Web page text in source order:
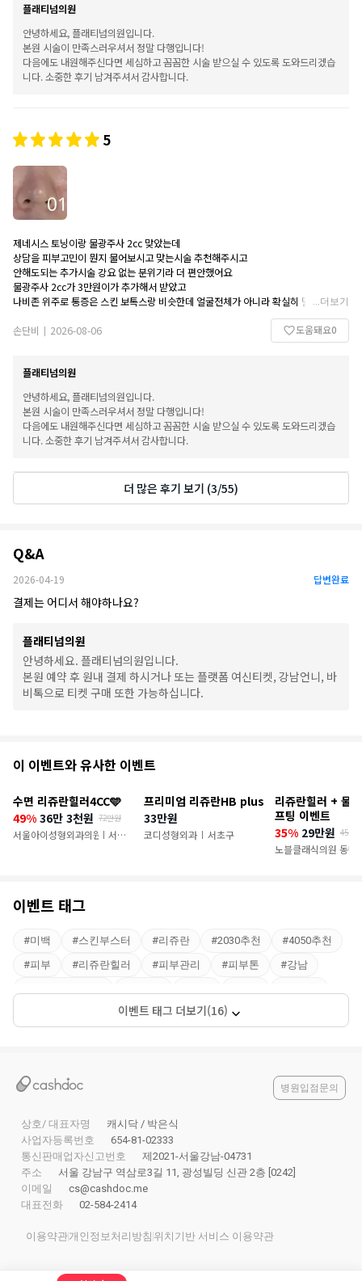
플래티넘의원
안녕하세요, 플래티넘의원입니다.
본원 시술이 만족스러우셔서 정말 다행입니다!
다음에도 내원해주신다면 세심하고 꼼꼼한 시술 받으실 수 있도록 도와드리겠습
니다. 소중한 후기 남겨주셔서 감사합니다.
5
제네시스 토닝이랑 물광주사 2cc 맞았는데
상담을 피부고민이 뭔지 물어보시고 맞는시술 추천해주시고
안해도되는 추가시술 강요 없는 분위기라 더 편안했어요
물광주사 2cc가 3만원이가 추가해서 받았고
나비존 위주로 통증은 스킨 보톡스랑 비슷한데 얼굴전체가 아니라 확실히 덜 아파요
제네시스 토닝은 더 안아프고 뜨거운 열감정도만 있었어요
의사선생님도 친절하시고 재방문 의사 있어요!
더보기
손단비 | 2026-08-06 도움돼요0
플래티넘의원
안녕하세요, 플래티넘의원입니다.
본원 시술이 만족스러우셔서 정말 다행입니다!
다음에도 내원해주신다면 세심하고 꼼꼼한 시술 받으실 수 있도록 도와드리겠습
니다. 소중한 후기 남겨주셔서 감사합니다.
더 많은 후기 보기 (3/55)
Q&A
2026-04-19 답변완료
결제는 어디서 해야하나요?
플래티넘의원
안녕하세요. 플래티넘의원입니다.
본원 예약 후 원내 결제 하시거나 또는 플랫폼 여신티켓, 강남언니, 바
비톡으로 티켓 구매 또한 가능하십니다.
추
이
벤
이 이벤트와 유사한 이벤트
수면 리쥬란힐러4CC🩵
49% 36만 3천원 72만원
서울아이성형외과의원 |
서초
프리미엄 리쥬란HB plus
33만원
코디성형외과 | 서초구
리쥬란힐러 + 물
프팅 이벤트
35% 29만원 45만원
노블클래식의원 동탄
이벤트 태그
#미백 #스킨부스터 #리쥬란 #2030추천 #4050추천
#피부 #리쥬란힐러 #피부관리 #피부톤 #강남
이벤트 태그 더보기(16)
병원입점문의
상호/ 대표자명
캐시닥 / 박은식
사업자등록번호
654-81-02333
통신판매업자신고번호
제2021-서울강남-04731
주소
서울 강남구 역삼로3길 11, 광성빌딩 신관 2층 [0242]
이메일
cs@cashdoc.me
대표전화
02-584-2414
이용약관개인정보처리방침 위치기반 서비스 이용약관